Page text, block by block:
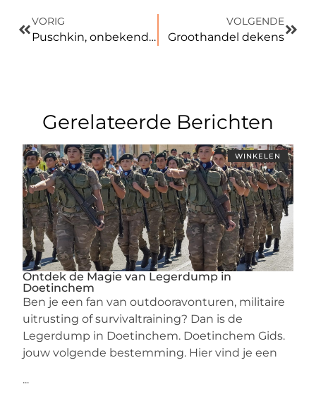
VORIG
Puschkin, onbekend maar heerlijk
VOLGENDE
Groothandel dekens
Gerelateerde Berichten
WINKELEN
Ontdek de Magie van Legerdump in
Doetinchem
Ben je een fan van outdooravonturen, militaire
uitrusting of survivaltraining? Dan is de
Legerdump in Doetinchem. Doetinchem Gids.
jouw volgende bestemming. Hier vind je een
...